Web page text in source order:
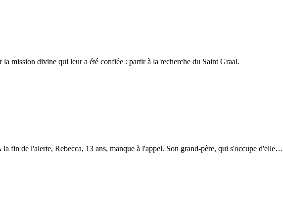
mission divine qui leur a été confiée : partir à la recherche du Saint Graal.
fin de l'alerte, Rebecca, 13 ans, manque à l'appel. Son grand-père, qui s'occupe d'elle…